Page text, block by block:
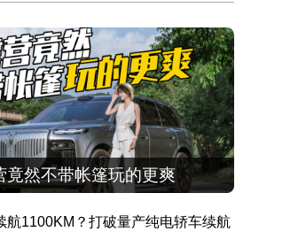
竟然不带帐篷玩的更爽
航1100KM？打破量产纯电轿车续航